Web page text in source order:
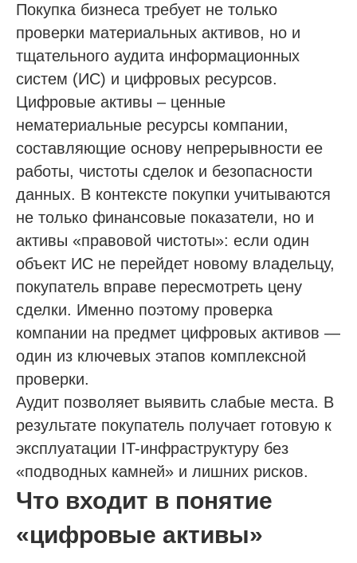
Покупка бизнеса требует не только
проверки материальных активов, но и
тщательного аудита информационных
систем (ИС) и цифровых ресурсов.
Цифровые активы – ценные
нематериальные ресурсы компании,
составляющие основу непрерывности ее
работы, чистоты сделок и безопасности
данных. В контексте покупки учитываются
не только финансовые показатели, но и
активы «правовой чистоты»: если один
объект ИС не перейдет новому владельцу,
покупатель вправе пересмотреть цену
сделки. Именно поэтому проверка
компании на предмет цифровых активов —
один из ключевых этапов комплексной
проверки.
Аудит позволяет выявить слабые места. В
результате покупатель получает готовую к
эксплуатации IT-инфраструктуру без
«подводных камней» и лишних рисков.
Что входит в понятие
«цифровые активы»